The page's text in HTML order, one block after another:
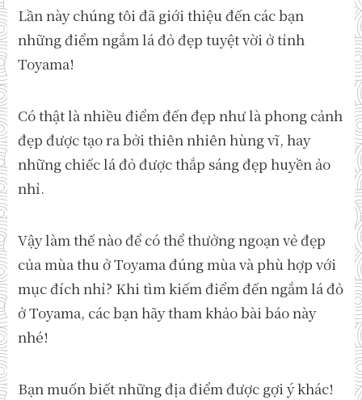
Lần này chúng tôi đã giới thiệu đến các bạn
những điểm ngắm lá đỏ đẹp tuyệt vời ở tỉnh
Toyama!
Có thật là nhiều điểm đến đẹp như là phong cảnh
đẹp được tạo ra bởi thiên nhiên hùng vĩ, hay
những chiếc lá đỏ được thắp sáng đẹp huyền ảo
nhỉ.
Vậy làm thế nào để có thể thưởng ngoạn vẻ đẹp
của mùa thu ở Toyama đúng mùa và phù hợp với
mục đích nhỉ? Khi tìm kiếm điểm đến ngắm lá đỏ
ở Toyama, các bạn hãy tham khảo bài báo này
nhé!
Bạn muốn biết những địa điểm được gợi ý khác!